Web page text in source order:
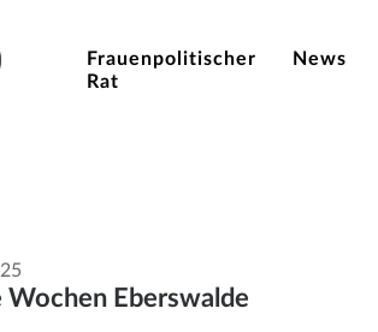
Frauenpolitischer
Rat
News
Wochen Eberswalde